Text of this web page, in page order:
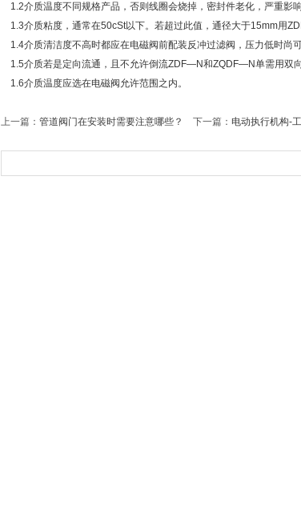
1.2介质温度不同规格产品，否则线圈会烧掉，密封件老化，严重影响
1.3介质粘度，通常在50cSt以下。若超过此值，通径大于15mm用
1.4介质清洁度不高时都应在电磁阀前配装反冲过滤阀，压力低时尚
1.5介质若是定向流通，且不允许倒流ZDF—N和ZQDF—N单需用双向
1.6介质温度应选在电磁阀允许范围之内。
上一篇： 管道阀门在安装时需要注意哪些？ 下一篇： 电动执行机构-